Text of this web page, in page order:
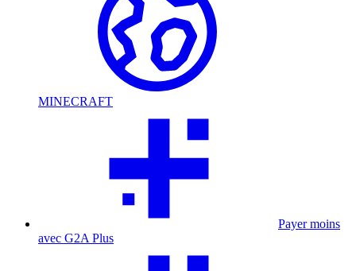
MINECRAFT
Payer moins
avec G2A Plus